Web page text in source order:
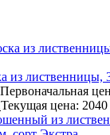
из лиственницы,
Первоначальная
Текущая цена: